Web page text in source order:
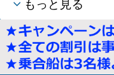
もっと見る